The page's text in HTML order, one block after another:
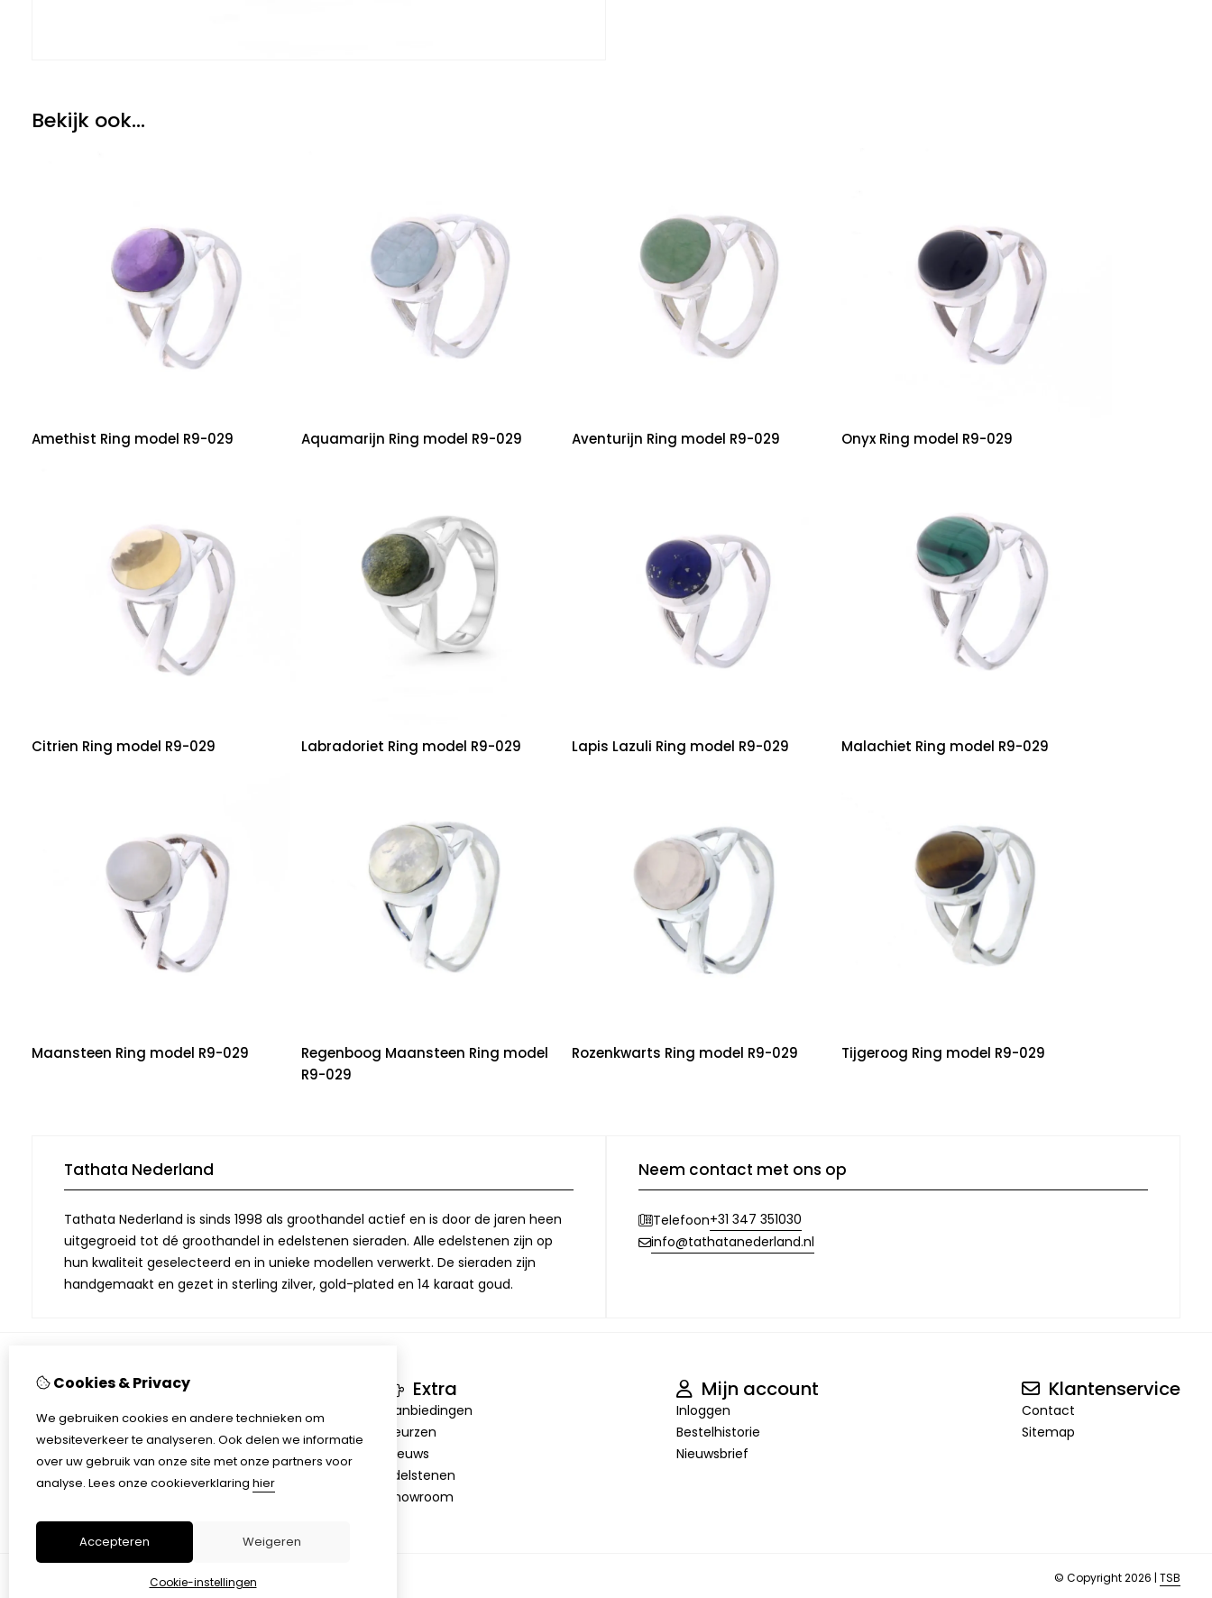
Bekijk ook...
Amethist Ring model R9-029 Aquamarijn Ring model R9-029 Aventurijn Ring model R9-029 Onyx Ring model R9-029
Citrien Ring model R9-029 Labradoriet Ring model R9-029 Lapis Lazuli Ring model R9-029 Malachiet Ring model R9-029
Maansteen Ring model R9-029
Regenboog Maansteen Ring model
R9-029
Rozenkwarts Ring model R9-029 Tijgeroog Ring model R9-029
Tathata Nederland
Tathata Nederland is sinds 1998 als groothandel actief en is door de jaren heen
uitgegroeid tot dé groothandel in edelstenen sieraden. Alle edelstenen zijn op
hun kwaliteit geselecteerd en in unieke modellen verwerkt. De sieraden zijn
handgemaakt en gezet in sterling zilver, gold-plated en 14 karaat goud.
Neem contact met ons op
Telefoon+31 347 351030
info@tathatanederland.nl
Informatie
Over Tathata
Contact informatie
Algemene voorwaarden
Privacy
Extra
Aanbiedingen
Beurzen
Nieuws
Edelstenen
Showroom
Mijn account
Inloggen
Bestelhistorie
Nieuwsbrief
Klantenservice
Contact
Sitemap
© Copyright 2026 | TSB
Cookies & Privacy
We gebruiken cookies en andere technieken om
websiteverkeer te analyseren. Ook delen we informatie
over uw gebruik van onze site met onze partners voor
analyse. Lees onze cookieverklaring hier
Accepteren Weigeren
Cookie-instellingen